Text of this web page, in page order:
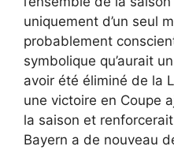
uniquement d’un seul
probablement
symbolique qu’aurait
avoir été éliminé de la
une victoire en Coupe
la saison et
Bayern a de nouveau